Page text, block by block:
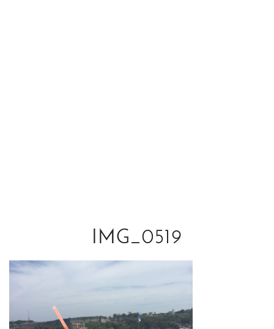
IMG_0519